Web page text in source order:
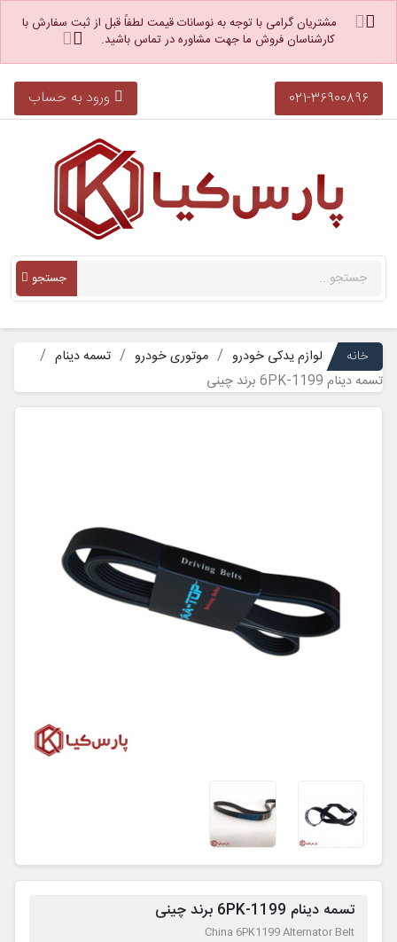
مشتریان گرامی با توجه به نوسانات قیمت لطفاً قبل از ثبت سفارش با
کارشناسان فروش ما جهت مشاوره در تماس باشید.
021-36900896 ورود به حساب
جستجو
خانه لوازم یدکی خودرو موتوری خودرو
تسمه دینام
تسمه دینام 6PK-1199 برند چینی
تسمه دینام 6PK-1199 برند چینی
China 6PK1199 Alternator Belt